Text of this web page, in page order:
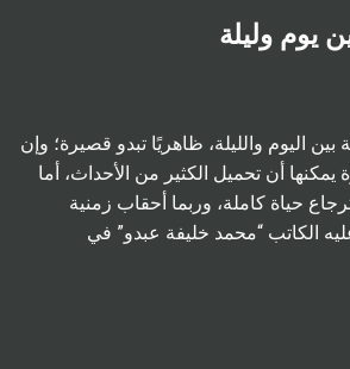
بين اليوم والليلة، ظاهريًا تبدو قصيرة؛ وإن
يمكنها أن تحميل الكثير من الأحداث، أما
حياة كاملة، وربما أحقاب زمنية
الكاتب “محمد خليفة عبدو” في